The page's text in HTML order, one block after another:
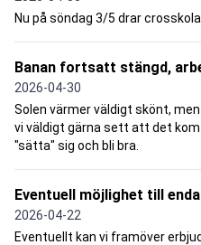
Nu på söndag 3/5 drar
Banan fortsatt stängd,
2026-04-30
Solen värmer väldigt skönt,
vi väldigt gärna sett att det
"sätta" sig och bli bra.
Eventuell möjlighet till
2026-04-22
Eventuellt kan vi framöver